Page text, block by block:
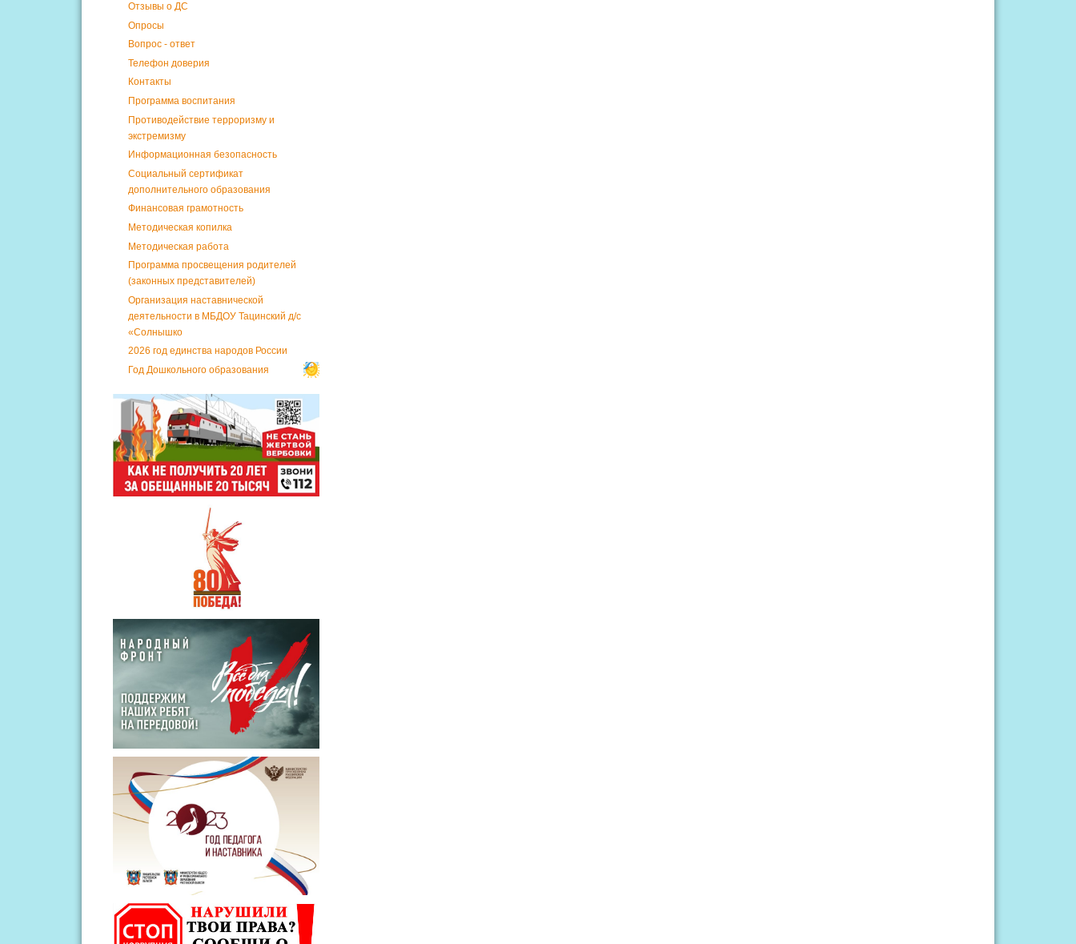
Отзывы о ДС
Опросы
Вопрос - ответ
Телефон доверия
Контакты
Программа воспитания
Противодействие терроризму и
экстремизму
Информационная безопасность
Социальный сертификат
дополнительного образования
Финансовая грамотность
Методическая копилка
Методическая работа
Программа просвещения родителей
(законных представителей)
Организация наставнической
деятельности в МБДОУ Тацинский д/с
«Солнышко
2026 год единства народов России
Год Дошкольного образования